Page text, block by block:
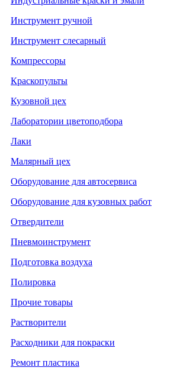
Инструмент ручной
Инструмент слесарный
Компрессоры
Краскопульты
Кузовной цех
Лаборатории цветоподбора
Лаки
Малярный цех
Оборудование для автосервиса
Оборудование для кузовных работ
Отвердители
Пневмоинструмент
Подготовка воздуха
Полировка
Прочие товары
Растворители
Расходники для покраски
Ремонт пластика